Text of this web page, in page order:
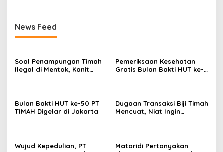
News Feed
Soal Penampungan Timah
Ilegal di Mentok, Kanit
Pemeriksaan Kesehatan
Gratis Bulan Bakti HUT ke-
Bulan Bakti HUT ke-50 PT
TIMAH Digelar di Jakarta
Dugaan Transaksi Biji Timah
Mencuat, Niat Ingin
Wujud Kepedulian, PT
Matoridi Pertanyakan